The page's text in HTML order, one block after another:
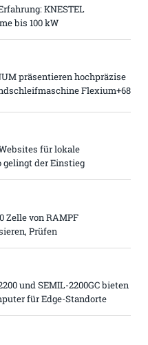
KNESTEL
bis 100 kW
präsentieren hochpräzise
Flexium+68
für lokale
gelingt der Einstieg
Zelle von RAMPF
Prüfen
und SEMIL-2200GC bieten
für Edge-Standorte